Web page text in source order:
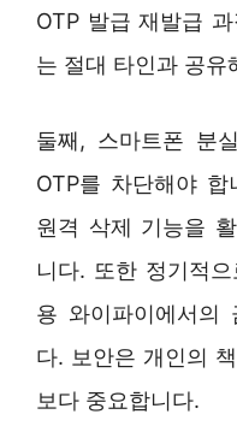
OTP 발급 재발급
는 절대 타인과 공유
둘째, 스마트폰 분
OTP를 차단해야
원격 삭제 기능을
니다. 또한 정기적
용 와이파이에서의
다. 보안은 개인의
보다 중요합니다.